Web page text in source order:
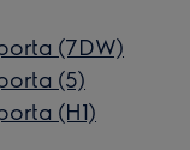
(7DW)
(5)
(H1)